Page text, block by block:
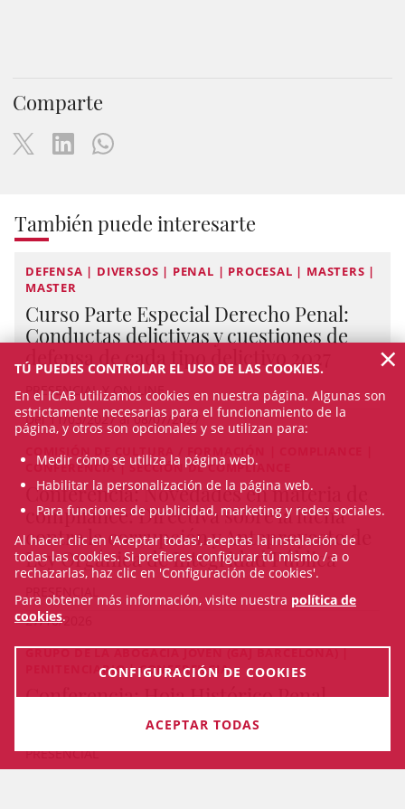
Comparte
También puede interesarte
DEFENSA | DIVERSOS | PENAL | PROCESAL | MASTERS |
MASTER
Curso Parte Especial Derecho Penal:
Conductas delictivas y cuestiones de
defensa de cada tipo delictivo 2027
PRESENCIAL Y ON-LINE
Del 11/03/2027 al 08/07/2027
COMISIÓN DE CULTURA / FORMACIÓN | COMPLIANCE |
CONFERENCIA | SECCIÓN DE COMPLIANCE
Conferencia: Novedades en materia de
compliance: Directiva sobre la lucha
contra la corrupción y Anteproyecto de
Ley Orgánica de Integridad Pública
PRESENCIAL
27/10/2026
GRUPO DE LA ABOGACÍA JOVEN (GAJ BARCELONA) |
PENITENCIARIO | CONFERENCIA
Conferencia: Hoja Histórico Penal
PRESENCIAL
TÚ PUEDES CONTROLAR EL USO DE LAS COOKIES.
En el ICAB utilizamos cookies en nuestra página. Algunas son
estrictamente necesarias para el funcionamiento de la
página, y otros son opcionales y se utilizan para:
Medir cómo se utiliza la página web.
Habilitar la personalización de la página web.
Para funciones de publicidad, marketing y redes sociales.
Al hacer clic en 'Aceptar todas', aceptas la instalación de
todas las cookies. Si prefieres configurar tú mismo / a o
rechazarlas, haz clic en 'Configuración de cookies'.
Para obtener más información, visite nuestra política de
cookies.
CONFIGURACIÓN DE COOKIES
ACEPTAR TODAS
×